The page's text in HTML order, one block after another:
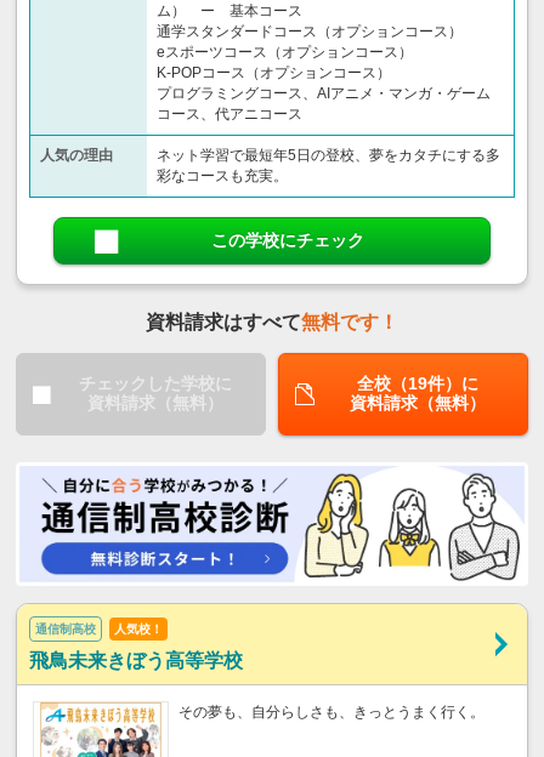
ム） ー 基本コース
通学スタンダードコース（オプションコース）
eスポーツコース（オプションコース）
K-POPコース（オプションコース）
プログラミングコース、AIアニメ・マンガ・ゲーム
コース、代アニコース
人気の理由
ネット学習で最短年5日の登校、夢をカタチにする多
彩なコースも充実。
この学校にチェック
資料請求はすべて無料です！
チェックした学校に
資料請求（無料）
全校（19件）に
資料請求（無料）
通信制高校 人気校！
飛鳥未来きぼう高等学校
その夢も、自分らしさも、きっとうまく行く。